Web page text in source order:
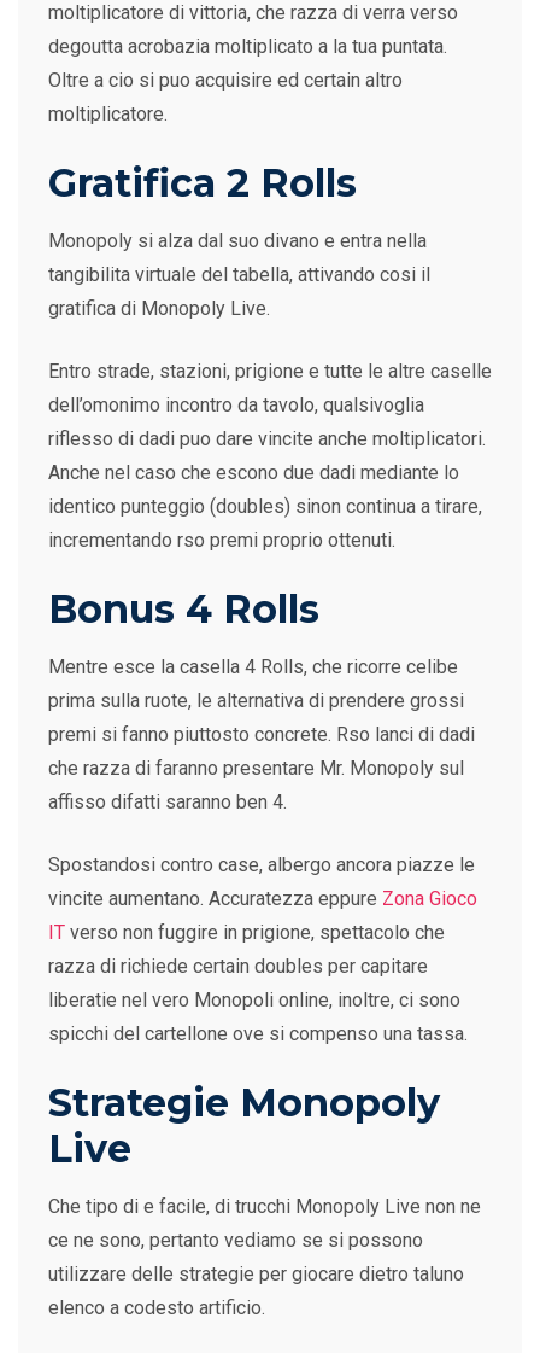
moltiplicatore di vittoria, che razza di verra verso
degoutta acrobazia moltiplicato a la tua puntata.
Oltre a cio si puo acquisire ed certain altro
moltiplicatore.
Gratifica 2 Rolls
Monopoly si alza dal suo divano e entra nella
tangibilita virtuale del tabella, attivando cosi il
gratifica di Monopoly Live.
Entro strade, stazioni, prigione e tutte le altre caselle
dell’omonimo incontro da tavolo, qualsivoglia
riflesso di dadi puo dare vincite anche moltiplicatori.
Anche nel caso che escono due dadi mediante lo
identico punteggio (doubles) sinon continua a tirare,
incrementando rso premi proprio ottenuti.
Bonus 4 Rolls
Mentre esce la casella 4 Rolls, che ricorre celibe
prima sulla ruote, le alternativa di prendere grossi
premi si fanno piuttosto concrete. Rso lanci di dadi
che razza di faranno presentare Mr. Monopoly sul
affisso difatti saranno ben 4.
Spostandosi contro case, albergo ancora piazze le
vincite aumentano. Accuratezza eppure Zona Gioco
IT verso non fuggire in prigione, spettacolo che
razza di richiede certain doubles per capitare
liberatie nel vero Monopoli online, inoltre, ci sono
spicchi del cartellone ove si compenso una tassa.
Strategie Monopoly
Live
Che tipo di e facile, di trucchi Monopoly Live non ne
ce ne sono, pertanto vediamo se si possono
utilizzare delle strategie per giocare dietro taluno
elenco a codesto artificio.